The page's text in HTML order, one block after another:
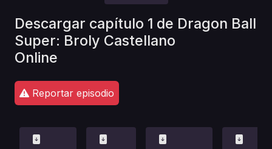
Descargar capítulo 1 de Dragon Ball
Super: Broly Castellano
Online
Reportar episodio